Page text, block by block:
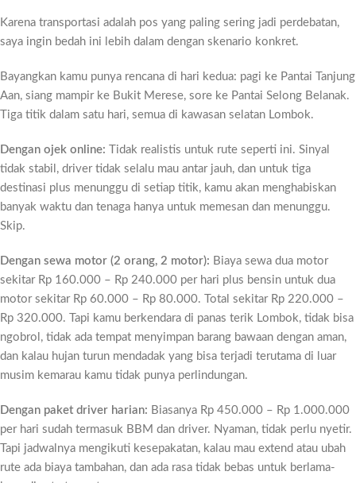
Karena transportasi adalah pos yang paling sering jadi perdebatan,
saya ingin bedah ini lebih dalam dengan skenario konkret.
Bayangkan kamu punya rencana di hari kedua: pagi ke Pantai Tanjung
Aan, siang mampir ke Bukit Merese, sore ke Pantai Selong Belanak.
Tiga titik dalam satu hari, semua di kawasan selatan Lombok.
Dengan ojek online: Tidak realistis untuk rute seperti ini. Sinyal
tidak stabil, driver tidak selalu mau antar jauh, dan untuk tiga
destinasi plus menunggu di setiap titik, kamu akan menghabiskan
banyak waktu dan tenaga hanya untuk memesan dan menunggu.
Skip.
Dengan sewa motor (2 orang, 2 motor): Biaya sewa dua motor
sekitar Rp 160.000 – Rp 240.000 per hari plus bensin untuk dua
motor sekitar Rp 60.000 – Rp 80.000. Total sekitar Rp 220.000 –
Rp 320.000. Tapi kamu berkendara di panas terik Lombok, tidak bisa
ngobrol, tidak ada tempat menyimpan barang bawaan dengan aman,
dan kalau hujan turun mendadak yang bisa terjadi terutama di luar
musim kemarau kamu tidak punya perlindungan.
Dengan paket driver harian: Biasanya Rp 450.000 – Rp 1.000.000
per hari sudah termasuk BBM dan driver. Nyaman, tidak perlu nyetir.
Tapi jadwalnya mengikuti kesepakatan, kalau mau extend atau ubah
rute ada biaya tambahan, dan ada rasa tidak bebas untuk berlama-